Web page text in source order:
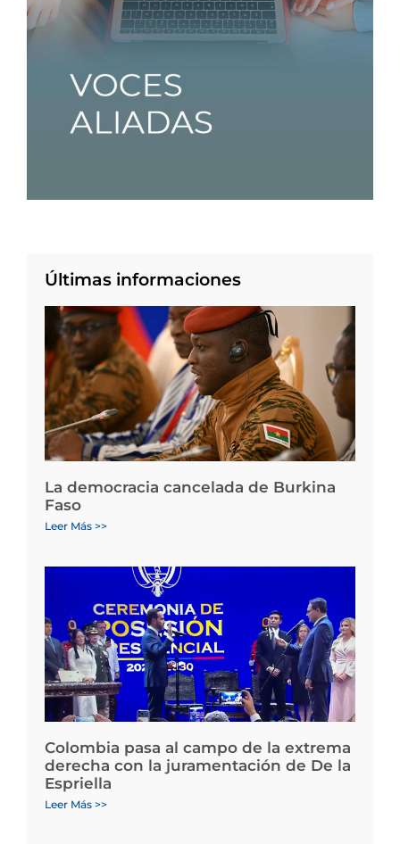
Últimas informaciones
La democracia cancelada de Burkina
Faso
Leer Más >>
Colombia pasa al campo de la extrema
derecha con la juramentación de De la
Espriella
Leer Más >>